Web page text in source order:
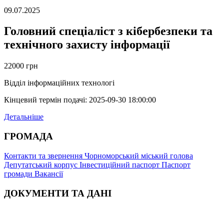
09.07.2025
Головний спеціаліст з кібербезпеки та
технічного захисту інформації
22000 грн
Відділ інформаційних технологі
Кінцевий термін подачі: 2025-09-30 18:00:00
Детальніше
ГРОМАДА
Контакти та звернення Чорноморський міський голова
Депутатський корпус Інвестиційний паспорт Паспорт
громади Вакансії
ДОКУМЕНТИ ТА ДАНІ